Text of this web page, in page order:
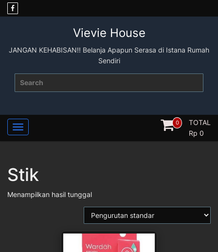
Skip
to
Vievie House
JANGAN KEHABISAN!! Belanja Apapun Serasa di Istana Rumah
Sendiri
0
TOTAL
Rp 0
Stik
Menampilkan hasil tunggal